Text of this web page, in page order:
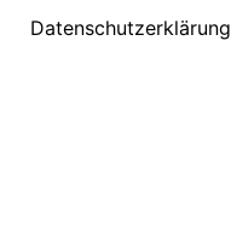
Datenschutzerklärung